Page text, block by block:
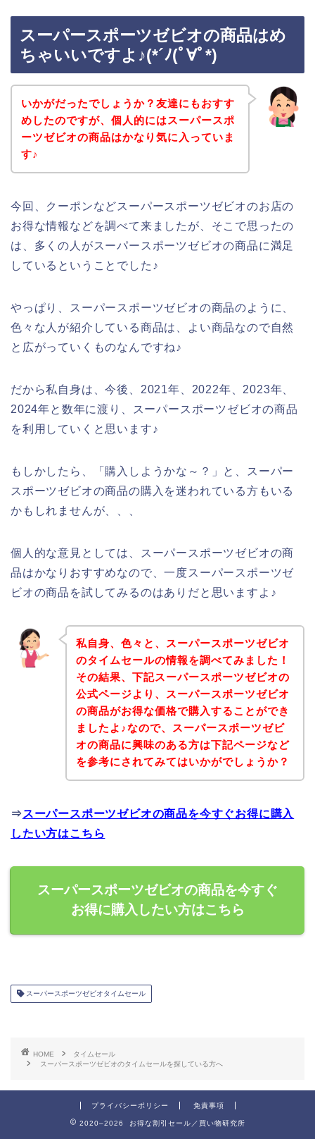
スーパースポーツゼビオの商品はめ
ちゃいいですよ♪(*´ﾉ(ﾟ∀ﾟ*)
いかがだったでしょうか？友達にもおすす
めしたのですが、個人的にはスーパースポ
ーツゼビオの商品はかなり気に入っていま
す♪
今回、クーポンなどスーパースポーツゼビオのお店の
お得な情報などを調べて来ましたが、そこで思ったの
は、多くの人がスーパースポーツゼビオの商品に満足
しているということでした♪
やっぱり、スーパースポーツゼビオの商品のように、
色々な人が紹介している商品は、よい商品なので自然
と広がっていくものなんですね♪
だから私自身は、今後、2021年、2022年、2023年、
2024年と数年に渡り、スーパースポーツゼビオの商品
を利用していくと思います♪
もしかしたら、「購入しようかな～？」と、スーパー
スポーツゼビオの商品の購入を迷われている方もいる
かもしれませんが、、、
個人的な意見としては、スーパースポーツゼビオの商
品はかなりおすすめなので、一度スーパースポーツゼ
ビオの商品を試してみるのはありだと思いますよ♪
私自身、色々と、スーパースポーツゼビオ
のタイムセールの情報を調べてみました！
その結果、下記スーパースポーツゼビオの
公式ページより、スーパースポーツゼビオ
の商品がお得な価格で購入することができ
ましたよ♪なので、スーパースポーツゼビ
オの商品に興味のある方は下記ページなど
を参考にされてみてはいかがでしょうか？
⇒ スーパースポーツゼビオの商品を今すぐお得に購入
したい方はこちら
スーパースポーツゼビオの商品を今すぐ
お得に購入したい方はこちら
スーパースポーツゼビオタイムセール
HOME
タイムセール
スーパースポーツゼビオのタイムセールを探している方へ
プライバシーポリシー 免責事項
2020–2026 お得な割引セール／買い物研究所